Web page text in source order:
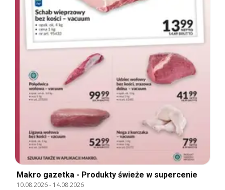
Makro gazetka - Produkty świeże w supercenie
10.08.2026- 14.08.2026